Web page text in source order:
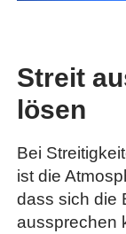
Streit
lösen
Bei
ist die
dass sich die
aussprechen